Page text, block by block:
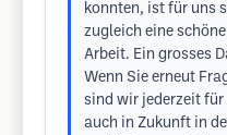
konnten, ist für uns
zugleich eine
Arbeit. Ein grosses
Wenn Sie erneut
sind wir jederzeit für
auch in Zukunft in